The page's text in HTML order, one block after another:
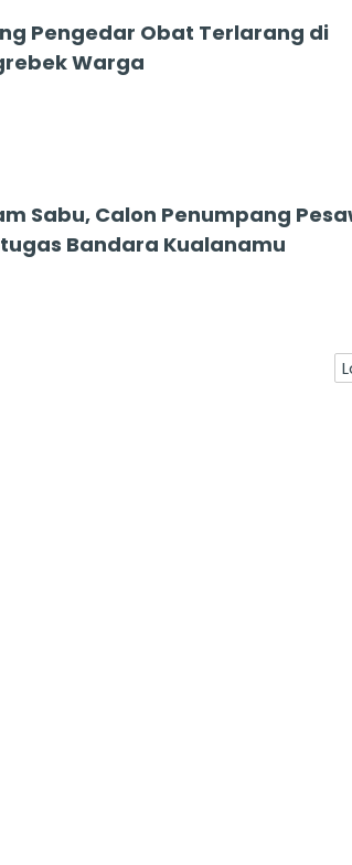
Pengedar Obat Terlarang di
Warga
Sabu, Calon Penumpang
Bandara Kualanamu